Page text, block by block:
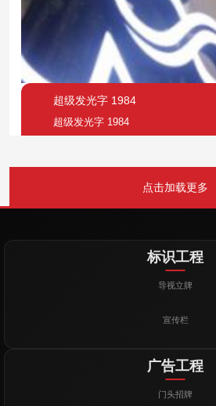
超级发光字 1984
超级发光字 1984
点击加载更多
标识工程
导视立牌
宣传栏
广告工程
门头招牌